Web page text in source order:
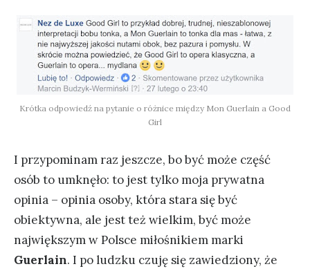
Krótka odpowiedź na pytanie o różnice między Mon Guerlain a Good
Girl
I przypominam raz jeszcze, bo być może część
osób to umknęło: to jest tylko moja prywatna
opinia – opinia osoby, która stara się być
obiektywna, ale jest też wielkim, być może
największym w Polsce miłośnikiem marki
Guerlain. I po ludzku czuję się zawiedziony, że